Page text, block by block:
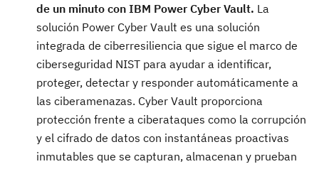
de un minuto con IBM Power Cyber Vault. La
solución Power Cyber Vault es una solución
integrada de ciberresiliencia que sigue el marco de
ciberseguridad NIST para ayudar a identificar,
proteger, detectar y responder automáticamente a
las ciberamenazas. Cyber Vault proporciona
protección frente a ciberataques como la corrupción
y el cifrado de datos con instantáneas proactivas
inmutables que se capturan, almacenan y prueban